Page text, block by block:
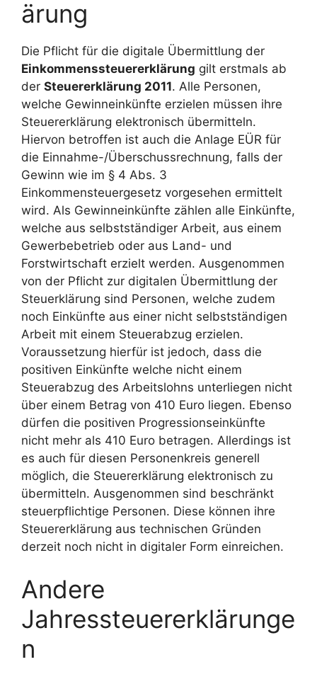
ärung
Die Pflicht für die digitale Übermittlung der
Einkommenssteuererklärung gilt erstmals ab
der Steuererklärung 2011. Alle Personen,
welche Gewinneinkünfte erzielen müssen ihre
Steuererklärung elektronisch übermitteln.
Hiervon betroffen ist auch die Anlage EÜR für
die Einnahme-/Überschussrechnung, falls der
Gewinn wie im § 4 Abs. 3
Einkommensteuergesetz vorgesehen ermittelt
wird. Als Gewinneinkünfte zählen alle Einkünfte,
welche aus selbstständiger Arbeit, aus einem
Gewerbebetrieb oder aus Land- und
Forstwirtschaft erzielt werden. Ausgenommen
von der Pflicht zur digitalen Übermittlung der
Steuerklärung sind Personen, welche zudem
noch Einkünfte aus einer nicht selbstständigen
Arbeit mit einem Steuerabzug erzielen.
Voraussetzung hierfür ist jedoch, dass die
positiven Einkünfte welche nicht einem
Steuerabzug des Arbeitslohns unterliegen nicht
über einem Betrag von 410 Euro liegen. Ebenso
dürfen die positiven Progressionseinkünfte
nicht mehr als 410 Euro betragen. Allerdings ist
es auch für diesen Personenkreis generell
möglich, die Steuererklärung elektronisch zu
übermitteln. Ausgenommen sind beschränkt
steuerpflichtige Personen. Diese können ihre
Steuererklärung aus technischen Gründen
derzeit noch nicht in digitaler Form einreichen.
Andere
Jahressteuererklärunge
n